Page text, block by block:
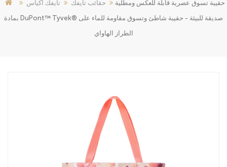
تايفك أكياس حقائب تايفك
حقيبة تسوق عصرية قابلة للعكس ومطلية
بمادة DuPont™ Tyvek® صديقة للبيئة - حقيبة شاطئ وتسوق مقاومة للماء على
الطراز الهاواي